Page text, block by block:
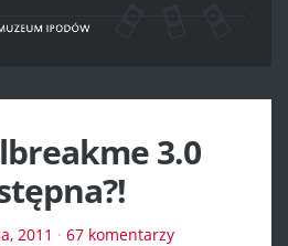
3.0
2011 · 67 komentarzy